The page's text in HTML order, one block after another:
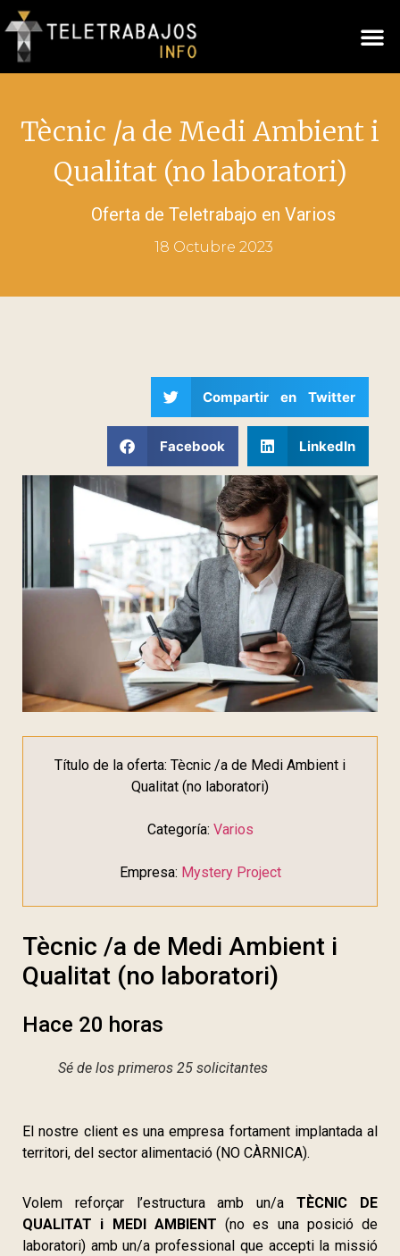
Tècnic /a de Medi Ambient i
Qualitat (no laboratori)
Oferta de Teletrabajo en Varios
18 Octubre 2023
Compartir en Twitter
Facebook LinkedIn
Título de la oferta: Tècnic /a de Medi Ambient i
Qualitat (no laboratori)
Categoría: Varios
Empresa: Mystery Project
Tècnic /a de Medi Ambient i
Qualitat (no laboratori)
Hace 20 horas
Sé de los primeros 25 solicitantes
El nostre client es una empresa fortament implantada al
territori, del sector alimentació (NO CÀRNICA).
Volem reforçar l’estructura amb un/aTÈCNIC DE
QUALITAT i MEDI AMBIENT (no es una posició de
laboratori) amb un/a professional que accepti la missió